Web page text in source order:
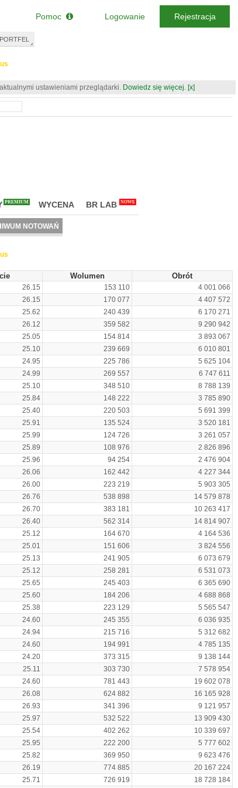
ustawieniami przeglądarki. Dowiedz się więcej. [x]
PREMIUM WYCENA BR LAB NOWE
NOTOWAŃ
Wolumen Obrót
26.15 153 110
4 001 066
26.15 170 077
4 407 572
25.62 240 439
6 170 271
26.12 359 582
9 290 942
25.05 154 814
3 893 067
25.10 239 669
6 010 801
24.95 225 786
5 625 104
24.99 269 557
6 747 611
25.10 348 510
8 788 139
25.84 148 222
3 785 890
25.40 220 503
5 691 399
25.91 135 524
3 520 181
25.99 124 726
3 261 057
25.89 108 976
2 826 896
25.96 94 254
2 476 904
26.06 162 442
4 227 344
26.00 223 219
5 903 305
26.76 538 898
14 579 878
26.70 383 181
10 263 417
26.40 562 314
14 814 907
25.12 164 670
4 164 536
25.01 151 606
3 824 556
25.13 241 905
6 073 679
25.12 258 281
6 531 073
25.65 245 403
6 365 690
25.60 184 206
4 688 868
25.38 223 129
5 565 547
24.60 245 355
6 036 935
24.94 215 716
5 312 682
24.60 194 991
4 785 135
24.20 373 315
9 138 144
25.11 303 730
7 578 954
24.60 781 443
19 602 078
26.08 624 882
16 165 928
26.93 341 396
9 121 957
25.97 532 522
13 909 430
25.54 402 262
10 339 697
25.95 222 200
5 777 602
25.82 369 950
9 623 476
26.19 774 885
20 167 224
25.71 726 919 18 728 184
PORTFEL
Pomoc Logowanie Rejestracja